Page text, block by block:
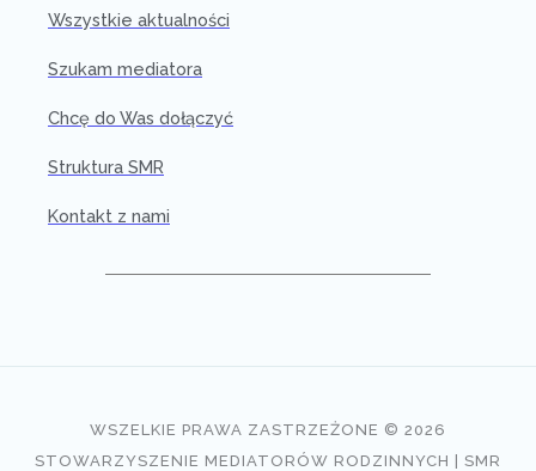
Wszystkie aktualności
Szukam mediatora
Chcę do Was dołączyć
Struktura SMR
Kontakt z nami
WSZELKIE PRAWA ZASTRZEŻONE © 2026
STOWARZYSZENIE MEDIATORÓW RODZINNYCH | SMR